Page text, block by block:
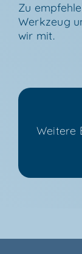
Zu
Werk­zeug
wir mit.
Wei­te­re